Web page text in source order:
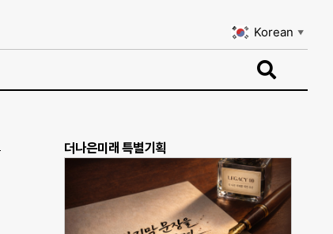
Korean ▼
더나은미래 특별기획